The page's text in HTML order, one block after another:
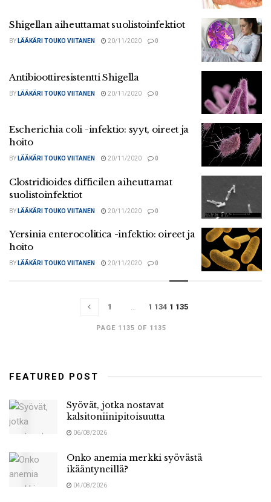
Shigellan aiheuttamat suolistoinfektiot
BY LÄÄKÄRI TOUKO VIITANEN 20/11/2020 0
Antibioottiresistentti Shigella
BY LÄÄKÄRI TOUKO VIITANEN 20/11/2020 0
Escherichia coli -infektio: syyt, oireet ja
hoito
BY LÄÄKÄRI TOUKO VIITANEN 20/11/2020 0
Clostridioides difficilen aiheuttamat
suolistoinfektiot
BY LÄÄKÄRI TOUKO VIITANEN 20/11/2020 0
Yersinia enterocolitica -infektio: oireet ja
hoito
BY LÄÄKÄRI TOUKO VIITANEN 20/11/2020 0
PAGE 1135 OF 1135
1 1 134 1 135
FEATURED POST
Syövät, jotka nostavat
kalsitoniinipitoisuutta
06/08/2026
Onko anemia merkki syövästä
ikääntyneillä?
04/08/2026